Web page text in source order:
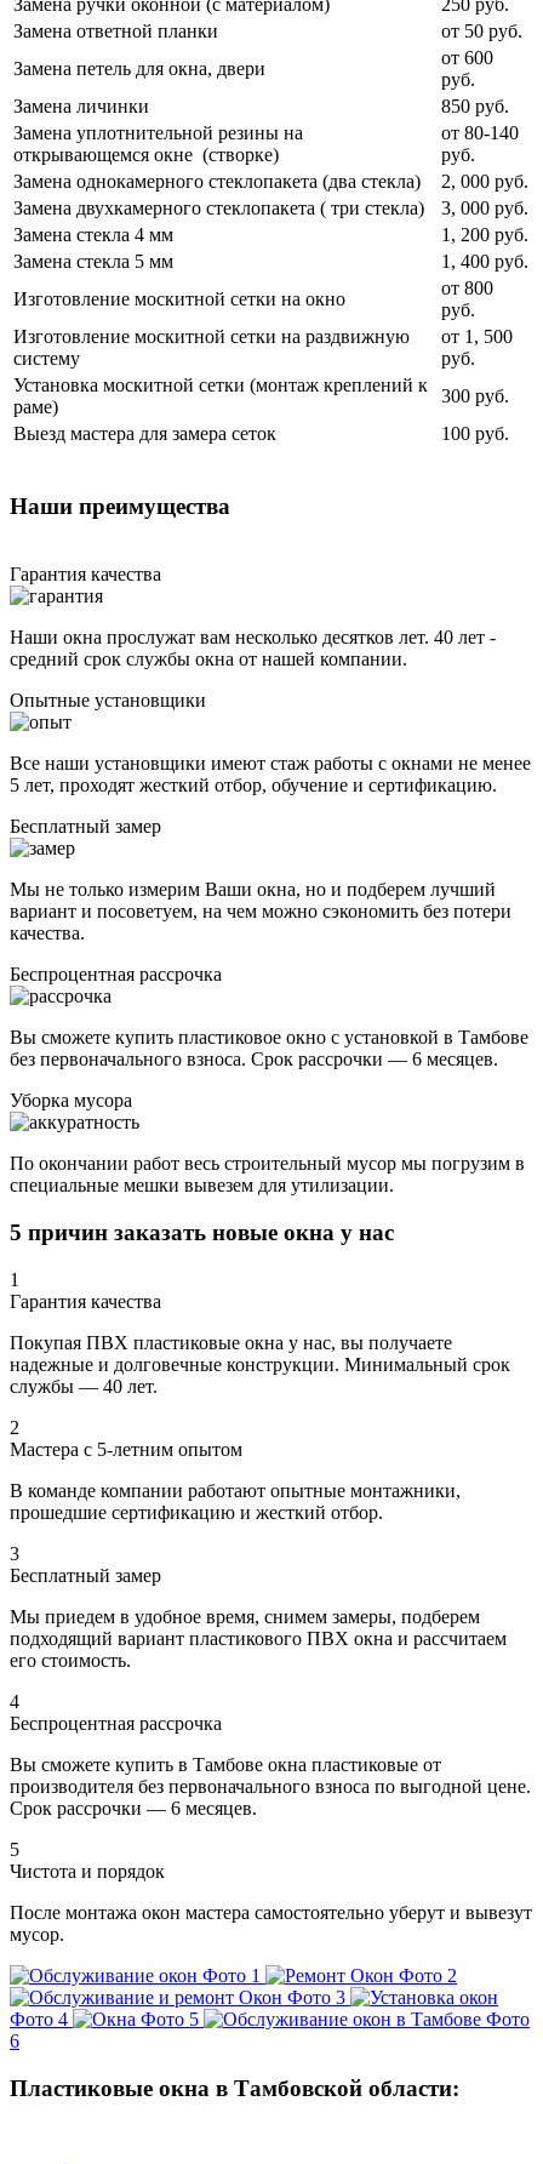
Замена ручки оконной (с материалом)
250 руб.
Замена ответной планки
от 50 руб.
Замена петель для окна, двери
от 600
руб.
Замена личинки
850 руб.
Замена уплотнительной резины на
открывающемся окне (створке)
от 80-140
руб.
Замена однокамерного стеклопакета (два стекла)
2, 000 руб.
Замена двухкамерного стеклопакета ( три стекла)
3, 000 руб.
Замена стекла 4 мм
1, 200 руб.
Замена стекла 5 мм
1, 400 руб.
Изготовление москитной сетки на окно
от 800
руб.
Изготовление москитной сетки на раздвижную
систему
от 1, 500
руб.
Установка москитной сетки (монтаж креплений к
раме)
300 руб.
Выезд мастера для замера сеток
100 руб.
Наши преимущества
Гарантия качества
Наши окна прослужат вам несколько десятков лет. 40 лет -
средний срок службы окна от нашей компании.
Опытные установщики
Все наши установщики имеют стаж работы с окнами не менее
5 лет, проходят жесткий отбор, обучение и сертификацию.
Бесплатный замер
Мы не только измерим Ваши окна, но и подберем лучший
вариант и посоветуем, на чем можно сэкономить без потери
качества.
Беспроцентная рассрочка
Вы сможете купить пластиковое окно с установкой в Тамбове
без первоначального взноса. Срок рассрочки — 6 месяцев.
Уборка мусора
По окончании работ весь строительный мусор мы погрузим в
специальные мешки вывезем для утилизации.
5 причин заказать новые окна у нас
1
Гарантия качества
Покупая ПВХ пластиковые окна у нас, вы получаете
надежные и долговечные конструкции. Минимальный срок
службы — 40 лет.
2
Мастера с 5-летним опытом
В команде компании работают опытные монтажники,
прошедшие сертификацию и жесткий отбор.
3
Бесплатный замер
Мы приедем в удобное время, снимем замеры, подберем
подходящий вариант пластикового ПВХ окна и рассчитаем
его стоимость.
4
Беспроцентная рассрочка
Вы сможете купить в Тамбове окна пластиковые от
производителя без первоначального взноса по выгодной цене.
Срок рассрочки — 6 месяцев.
5
Чистота и порядок
После монтажа окон мастера самостоятельно уберут и вывезут
мусор.
Фото 1
Фото 2
Фото 3
Фото 4
Фото 5
Фото
6
Пластиковые окна в Тамбовской области: